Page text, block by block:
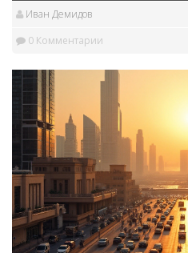
Иван Демидов
0 Комментарии